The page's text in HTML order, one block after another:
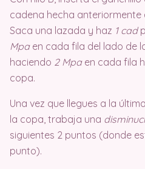
cadena hecha anteriormente
Saca una lazada y haz 1 cad
Mpaen cada fila del lado de
haciendo 2 Mpaen cada fila
copa.
Una vez que llegues a la
la copa, trabaja una
siguientes 2 puntos (donde
punto).